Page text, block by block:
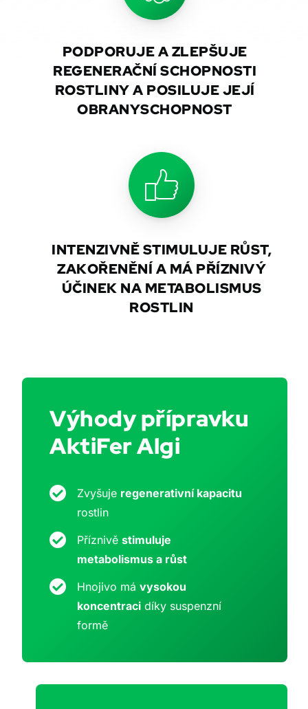
PODPORUJE A ZLEPŠUJE
REGENERAČNÍ SCHOPNOSTI
ROSTLINY A POSILUJE JEJÍ
OBRANYSCHOPNOST
INTENZIVNĚ STIMULUJE RŮST,
ZAKOŘENĚNÍ A MÁ PŘÍZNIVÝ
ÚČINEK NA METABOLISMUS
ROSTLIN
Výhody přípravku
AktiFer Algi
Zvyšuje regenerativní kapacitu
rostlin
Příznivě stimuluje
metabolismus a růst
Hnojivo má vysokou
koncentraci díky suspenzní
formě